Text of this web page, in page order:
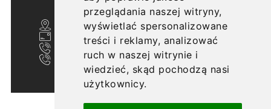
przeglądania naszej witryny,
wyświetlać spersonalizowane
treści i reklamy, analizować
ruch w naszej witrynie i
wiedzieć, skąd pochodzą nasi
użytkownicy.
ul. Nałęczowska 20/U10, Lublin 20-701
biuro@morwowa5.pl
+48 607 705 702
+48 609 606 633